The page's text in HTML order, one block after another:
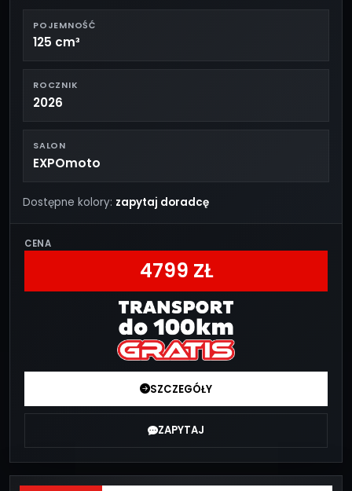
POJEMNOŚĆ
125 cm³
ROCZNIK
2026
SALON
EXPOmoto
Dostępne kolory: zapytaj doradcę
CENA
4799 ZŁ
SZCZEGÓŁY
ZAPYTAJ